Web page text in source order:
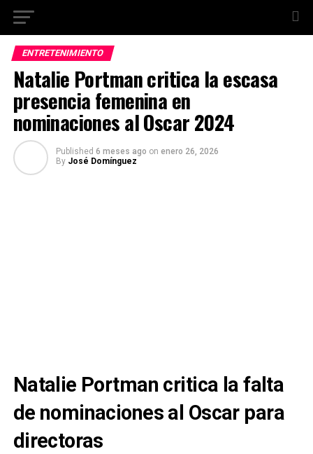
ENTRETENIMIENTO
Natalie Portman critica la escasa
presencia femenina en
nominaciones al Oscar 2024
Published 6 meses ago on enero 26, 2026
By José Domínguez
Natalie Portman critica la falta
de nominaciones al Oscar para
directoras